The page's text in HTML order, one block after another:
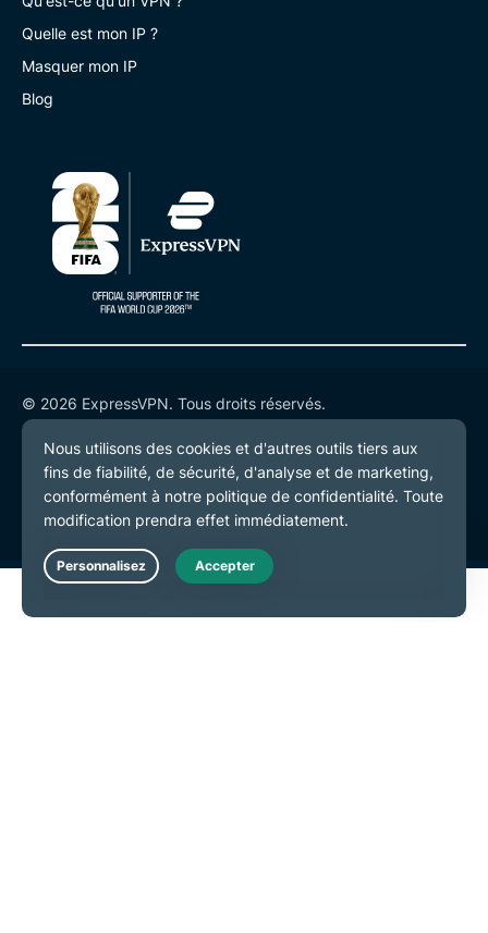
Quelle est mon IP ?
Masquer mon IP
Blog
© 2026 ExpressVPN. Tous droits réservés.
Politique de confidentialité
Conditions de service
Préférences de cookies